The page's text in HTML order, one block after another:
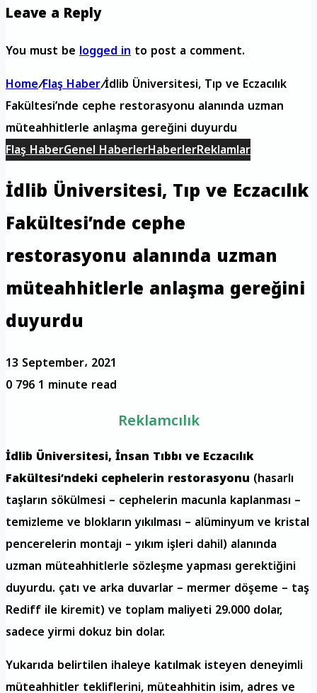
Leave a Reply
You must belogged into post a comment.
Home/Flaş Haber/İdlib Üniversitesi, Tıp ve Eczacılık
Fakültesi’nde cephe restorasyonu alanında uzman
müteahhitlerle anlaşma gereğini duyurdu
Flaş HaberGenel HaberlerHaberlerReklamlar
İdlib Üniversitesi, Tıp ve Eczacılık
Fakültesi’nde cephe
restorasyonu alanında uzman
müteahhitlerle anlaşma gereğini
duyurdu
13 September، 2021
07961 minute read
Reklamcılık
İdlib Üniversitesi, İnsan Tıbbı ve Eczacılık
Fakültesi’ndeki cephelerin restorasyonu (hasarlı
taşların sökülmesi – cephelerin macunla kaplanması –
temizleme ve blokların yıkılması – alüminyum ve kristal
pencerelerin montajı – yıkım işleri dahil) alanında
uzman müteahhitlerle sözleşme yapması gerektiğini
duyurdu. çatı ve arka duvarlar – mermer döşeme – taş
Rediff ile kiremit) ve toplam maliyeti 29.000 dolar,
sadece yirmi dokuz bin dolar.
Yukarıda belirtilen ihaleye katılmak isteyen deneyimli
müteahhitler tekliflerini, müteahhitin isim, adres ve